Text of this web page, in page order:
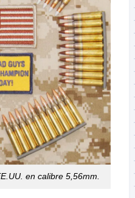
en calibre 5,56mm.